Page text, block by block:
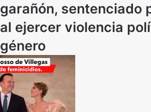
garañón, sentenciado
al ejercer violencia
género